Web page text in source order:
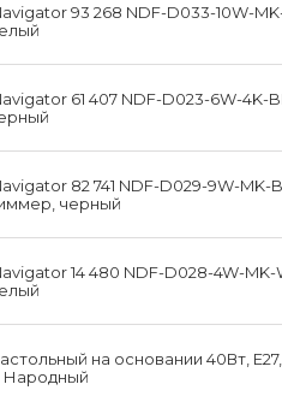
93 268 NDF-D033-10W-
61 407 NDF-D023-6W-4K-
82 741 NDF-D029-9W-MK-
черный
14 480 NDF-D028-4W-MK-
на основании 40Вт,
Народный